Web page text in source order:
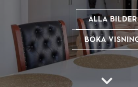
Alla bilder
Boka